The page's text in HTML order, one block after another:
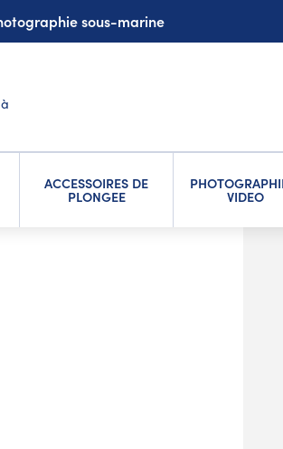
sous-marine
ACCESSOIRES DE
PLONGEE VIDEO